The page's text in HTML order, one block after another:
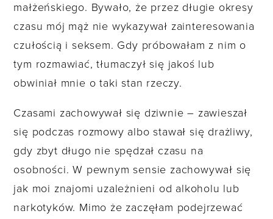
małżeńskiego. Bywało, że przez długie okresy
czasu mój mąż nie wykazywał zainteresowania
czułością i seksem. Gdy próbowałam z nim o
tym rozmawiać, tłumaczył się jakoś lub
obwiniał mnie o taki stan rzeczy.
Czasami zachowywał się dziwnie – zawieszał
się podczas rozmowy albo stawał się drażliwy,
gdy zbyt długo nie spędzał czasu na
osobności. W pewnym sensie zachowywał się
jak moi znajomi uzależnieni od alkoholu lub
narkotyków. Mimo że zaczęłam podejrzewać